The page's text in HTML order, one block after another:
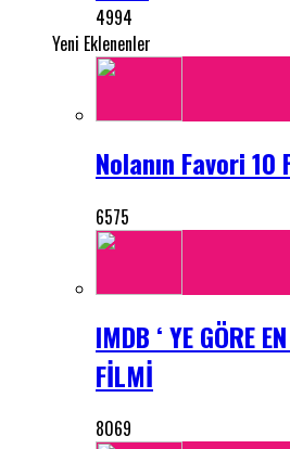
4994
Yeni Eklenenler
Nolanın Favori 10
6575
IMDB ‘ YE GÖRE
FİLMİ
8069